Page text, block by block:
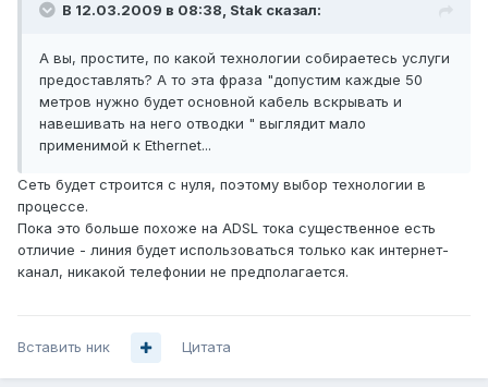
В 12.03.2009 в 08:38, Stak сказал:
А вы, простите, по какой технологии собираетесь услуги
предоставлять? А то эта фраза "допустим каждые 50
метров нужно будет основной кабель вскрывать и
навешивать на него отводки " выглядит мало
применимой к Ethernet...
Сеть будет строится с нуля, поэтому выбор технологии в
процессе.
Пока это больше похоже на ADSL тока существенное есть
отличие - линия будет использоваться только как интернет-
канал, никакой телефонии не предполагается.
Вставить ник Цитата